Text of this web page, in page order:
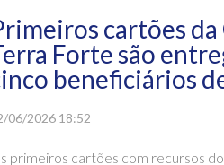
cartões da
Forte são
beneficiários
06/2026 18:52
primeiros cartões com recursos